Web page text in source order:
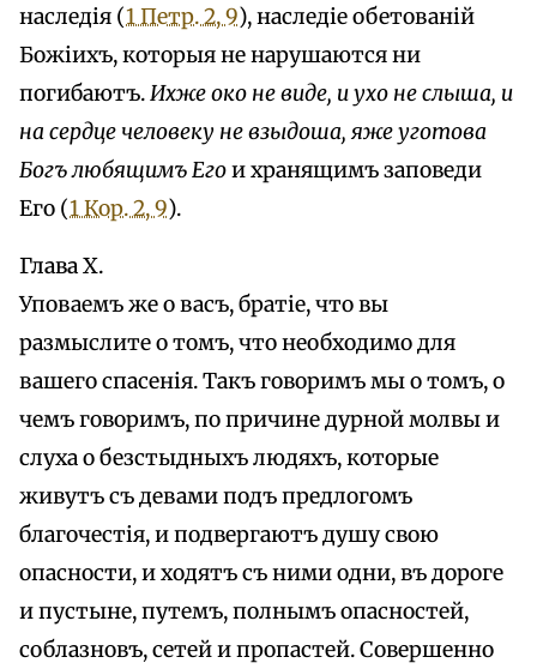
наследія (1 Петр. 2, 9), наследіе обетованій
Божіихъ, которыя не нарушаются ни
погибаютъ.Ихже око не виде, и ухо не слыша, и
на сердце человеку не взыдоша, яже уготова
Богъ любящимъ Егои хранящимъ заповеди
Его (1 Кор. 2, 9).
Глава X.
Уповаемъ же о васъ, братіе, что вы
размыслите о томъ, что необходимо для
вашего спасенія. Такъ говоримъ мы о томъ, о
чемъ говоримъ, по причине дурной молвы и
слуха о безстыдныхъ людяхъ, которые
живутъ съ девами подъ предлогомъ
благочестія, и подвергаютъ душу свою
опасности, и ходятъ съ ними одни, въ дороге
и пустыне, путемъ, полнымъ опасностей,
соблазновъ, сетей и пропастей. Совершенно